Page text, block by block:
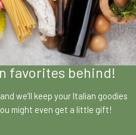
favorites behind!
we’ll keep your Italian goodies
might even get a little gift!